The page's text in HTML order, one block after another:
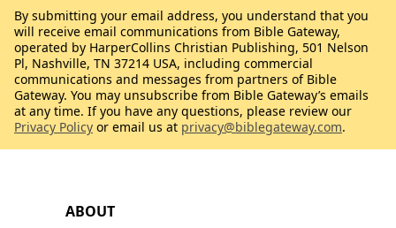
ABOUT
By submitting your email address, you understand that you
will receive email communications from Bible Gateway,
operated by HarperCollins Christian Publishing, 501 Nelson
Pl, Nashville, TN 37214 USA, including commercial
communications and messages from partners of Bible
Gateway. You may unsubscribe from Bible Gateway’s emails
at any time. If you have any questions, please review our
Privacy Policy or email us at privacy@biblegateway.com.